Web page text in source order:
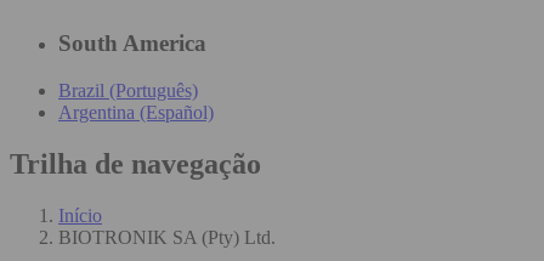
South America
Brazil (Português)
Argentina (Español)
Trilha de navegação
Início
BIOTRONIK SA (Pty) Ltd.